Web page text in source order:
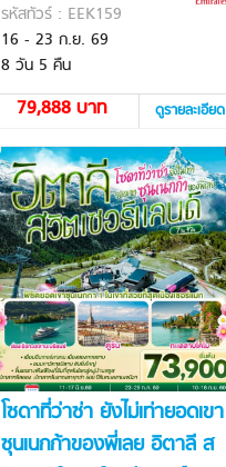
รหัสทัวร์ : EEK159
16 - 23 ก.ย. 69
8 วัน 5 คืน
79,888 บาท ดูรายละเอียด
โซดาที่ว่าซ่า ยังไม่เท่ายอดเขา
ซุนเนกก้าของพี่เลย อิตาลี ส